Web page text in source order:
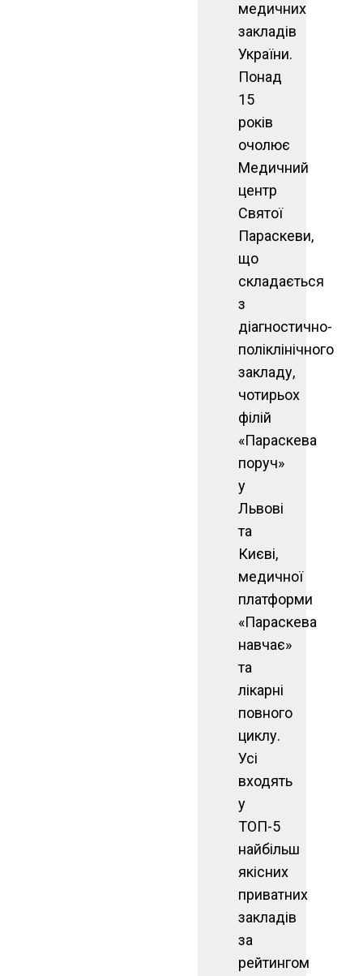
медичних
закладів
України.
Понад
15
років
очолює
Медичний
центр
Святої
Параскеви,
що
складається
з
діагностично-
поліклінічного
закладу,
чотирьох
філій
«Параскева
поруч»
у
Львові
та
Києві,
медичної
платформи
«Параскева
навчає»
та
лікарні
повного
циклу.
Усі
входять
у
ТОП-5
найбільш
якісних
приватних
закладів
за
рейтингом